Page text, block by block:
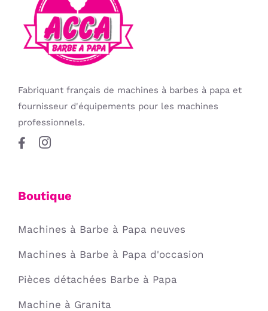
Fabriquant français de machines à barbes à papa et
fournisseur d'équipements pour les machines
professionnels.
Boutique
Machines à Barbe à Papa neuves
Machines à Barbe à Papa d'occasion
Pièces détachées Barbe à Papa
Machine à Granita